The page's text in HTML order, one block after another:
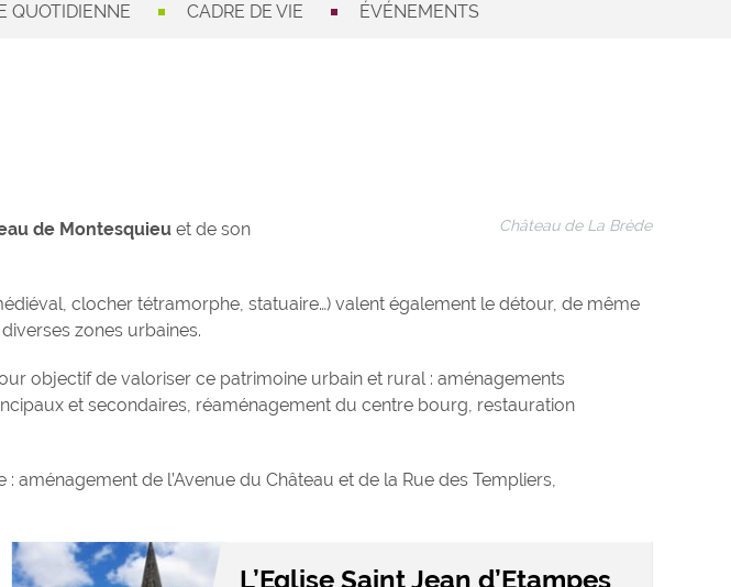
QUOTIDIENNE CADRE DE VIE ÉVÉNEMENTS
Château de La Brède
de Montesquieu et de son
clocher tétramorphe, statuaire…) valent également le détour, de même
zones urbaines.
objectif de valoriser ce patrimoine urbain et rural : aménagements
et secondaires, réaménagement du centre bourg, restauration
de l’Avenue du Château et de la Rue des Templiers,
L’Eglise Saint Jean d’Etampes